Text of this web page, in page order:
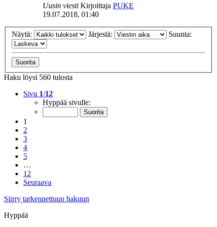
Uusin viesti Kirjoittaja PUKE
19.07.2018, 01:40
Näytä: Järjestä: Suunta:
Haku löysi 560 tulosta
Sivu 1/12
Hyppää sivulle:
1
2
3
4
5
…
12
Seuraava
Siirry tarkennettuun hakuun
Hyppää